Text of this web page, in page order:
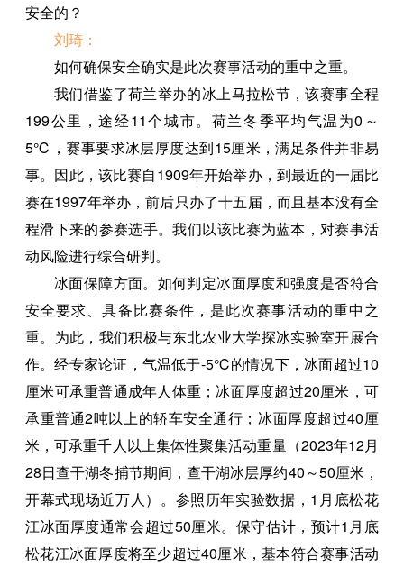
安全的？
刘琦：
如何确保安全确实是此次赛事活动的重中之重。
我们借鉴了荷兰举办的冰上马拉松节，该赛事全程
199公里，途经11个城市。荷兰冬季平均气温为0～
5℃，赛事要求冰层厚度达到15厘米，满足条件并非易
事。因此，该比赛自1909年开始举办，到最近的一届比
赛在1997年举办，前后只办了十五届，而且基本没有全
程滑下来的参赛选手。我们以该比赛为蓝本，对赛事活
动风险进行综合研判。
冰面保障方面。如何判定冰面厚度和强度是否符合
安全要求、具备比赛条件，是此次赛事活动的重中之
重。为此，我们积极与东北农业大学探冰实验室开展合
作。经专家论证，气温低于-5℃的情况下，冰面超过10
厘米可承重普通成年人体重；冰面厚度超过20厘米，可
承重普通2吨以上的轿车安全通行；冰面厚度超过40厘
米，可承重千人以上集体性聚集活动重量（2023年12月
28日查干湖冬捕节期间，查干湖冰层厚约40～50厘米，
开幕式现场近万人）。参照历年实验数据，1月底松花
江冰面厚度通常会超过50厘米。保守估计，预计1月底
松花江冰面厚度将至少超过40厘米，基本符合赛事活动